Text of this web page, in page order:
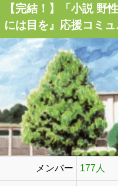
【完結！】「小説 野
には目を』応援コミュ
メンバー 177人